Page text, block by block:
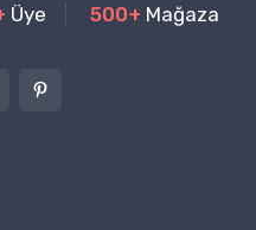
Üye 500+ Mağaza